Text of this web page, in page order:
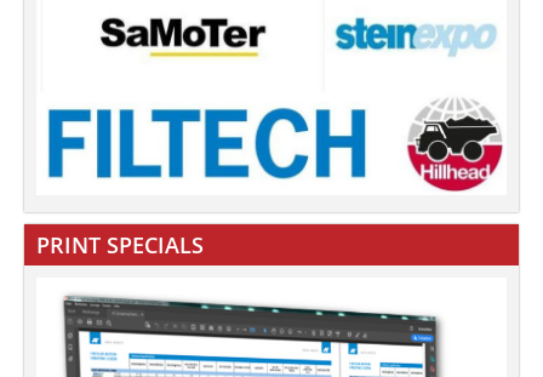
PRINT SPECIALS